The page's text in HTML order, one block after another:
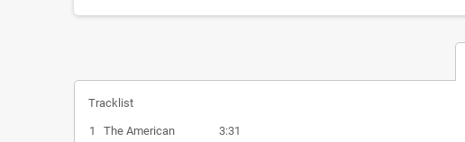
Tracklist
1 The American
3:31